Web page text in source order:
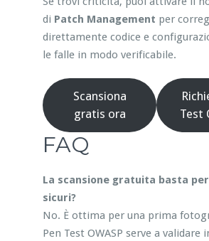
di Patch Management per
direttamente codice e
le falle in modo verificabile.
Scansiona
gratis ora
Test
FAQ
La scansione gratuita basta
sicuri?
No. È ottima per una prima
Pen Test OWASP serve a validare